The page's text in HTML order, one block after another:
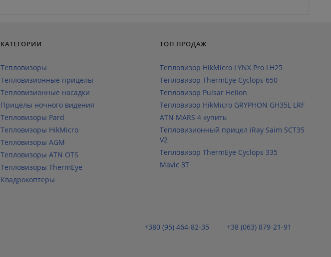
КАТЕГОРИИ
Тепловизоры
Тепловизионные прицелы
Тепловизионные насадки
Прицелы ночного видения
Тепловизоры Pard
Тепловизоры HikMicro
Тепловизоры AGM
Тепловизоры ATN OTS
Тепловизоры ThermEye
Квадрокоптеры
ТОП ПРОДАЖ
Тепловизор HikMicro LYNX Pro LH25
Тепловизор ThermEye Cyclops 650
Тепловизор Pulsar Helion
Тепловизор HikMicro GRYPHON GH35L LRF
ATN MARS 4 купить
Тепловизионный прицел iRay Saim SCT35
V2
Тепловизор ThermEye Cyclops 335
Mavic 3T
+380 (95) 464-82-35 +38 (063) 879-21-91